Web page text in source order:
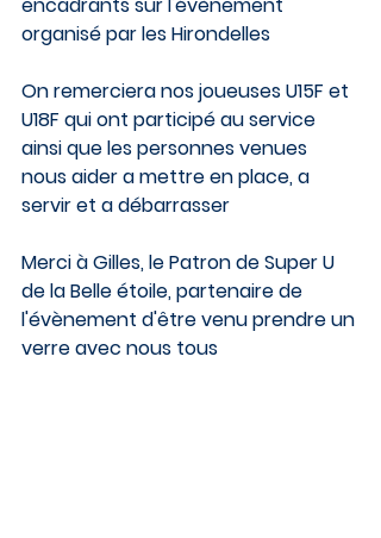
organisé par les Hirondelles
On remerciera nos joueuses U15F et
U18F qui ont participé au service
ainsi que les personnes venues
nous aider a mettre en place, a
servir et a débarrasser
Merci à Gilles, le Patron de Super U
de la Belle étoile, partenaire de
l'évènement d'être venu prendre un
verre avec nous tous